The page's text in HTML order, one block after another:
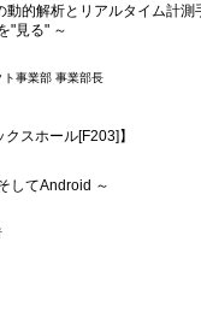
的解析とリアルタイム計測
"見る" ～
ト事業部 事業部長
スホール[F203]】
してAndroid ～